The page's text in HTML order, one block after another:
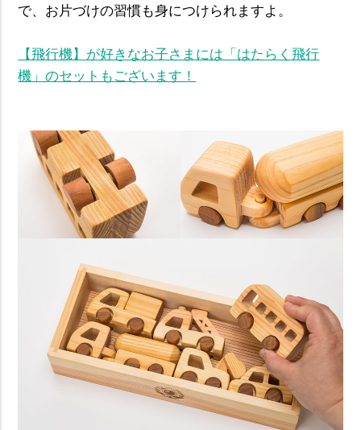
で、お片づけの習慣も身につけられますよ。
【飛行機】が好きなお子さまには「はたらく飛行
機」のセットもございます！